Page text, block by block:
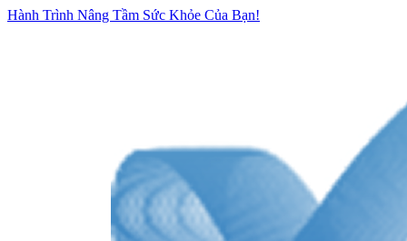
Hành Trình Nâng Tầm Sức Khỏe Của Bạn!